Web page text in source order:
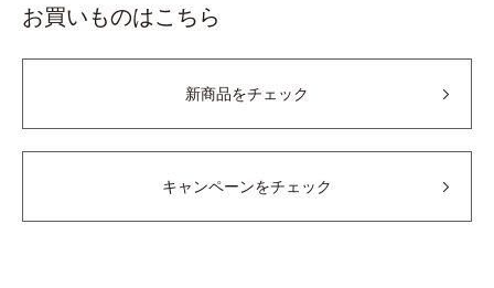
お買いものはこちら
新商品をチェック
キャンペーンをチェック